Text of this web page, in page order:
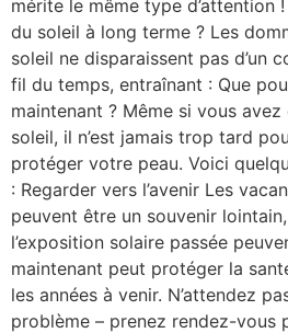
mérite le même type
du soleil à long terme ? Les
soleil ne disparaissent pas d’un
fil du temps, entraînant : Que
maintenant ? Même si vous
soleil, il n’est jamais trop tard
protéger votre peau. Voici
: Regarder vers l’avenir Les
peuvent être un souvenir
l’exposition solaire passée
maintenant peut protéger la
les années à venir. N’attendez
problème – prenez rendez-vous